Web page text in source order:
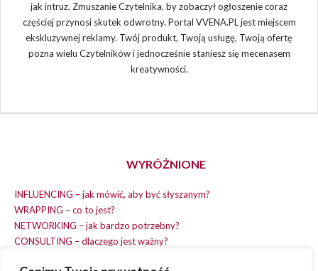
jak intruz. Zmuszanie Czytelnika, by zobaczył ogłoszenie coraz
częściej przynosi skutek odwrotny. Portal VVENA.PL jest miejscem
ekskluzywnej reklamy. Twój produkt, Twoją usługę, Twoją ofertę
pozna wielu Czytelników i jednocześnie staniesz się mecenasem
kreatywności.
WYRÓŻNIONE
INFLUENCING – jak mówić, aby być słyszanym?
WRAPPING – co to jest?
NETWORKING – jak bardzo potrzebny?
CONSULTING – dlaczego jest ważny?